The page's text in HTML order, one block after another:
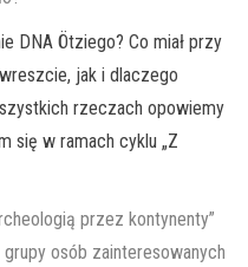
DNA Ötziego? Co miał przy
jak i dlaczego
rzeczach opowiemy
się w ramach cyklu „Z
przez kontynenty”
osób zainteresowanych